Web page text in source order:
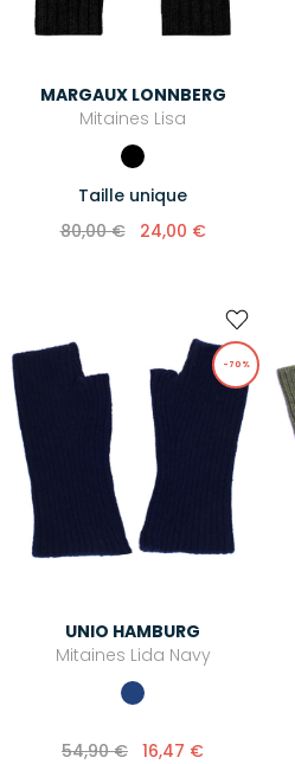
GANTS & MOUFLES
ACCESSOIRES CHEVEUX
ACCESSOIRES DE PLAGE
MARGAUX LONNBERG
Mitaines Lisa
Taille unique
80,00 €
24,00 €
-70%
UNIO HAMBURG
Mitaines Lida Navy
54,90 € 16,47 €